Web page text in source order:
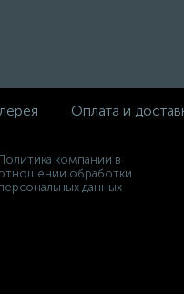
Оплата и
Политика компании в
обработки
данных